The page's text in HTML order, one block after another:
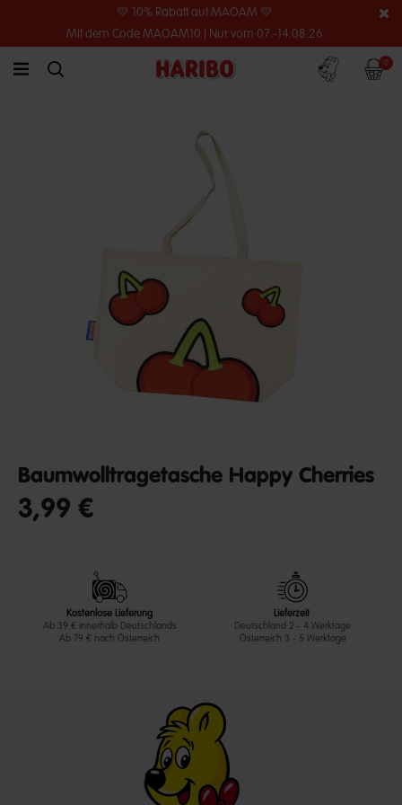
💛 10% Rabatt auf MAOAM 💛
Mit dem Code MAOAM10 | Nur vom 07.-14.08.26
link.header.menu.label
simplesearch.search.label
Konto 0
Baumwolltragetasche Happy Cherries
undefined out of 5 Customer Rating
3,99 €
Kostenlose Lieferung
Ab 39 € innerhalb Deutschlands
Ab 79 € nach Österreich
Lieferzeit
Deutschland 2 - 4 Werktage
Österreich 3 - 5 Werktage